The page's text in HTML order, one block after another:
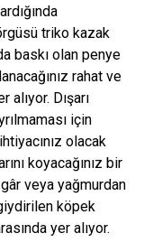
triko kazak
baskı olan penye
rahat ve
Dışarı
için
olacak
koyacağınız bir
veya yağmurdan
köpek
yer alıyor.